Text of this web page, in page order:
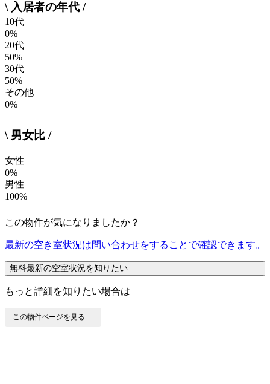
\ 入居者の年代 /
10代
0%
20代
50%
30代
50%
その他
0%
\ 男女比 /
女性
0%
男性
100%
この物件が気になりましたか？
最新の空き室状況は問い合わせをすることで確認できます。
無料最新の空室状況を知りたい
もっと詳細を知りたい場合は
この物件ページを見る